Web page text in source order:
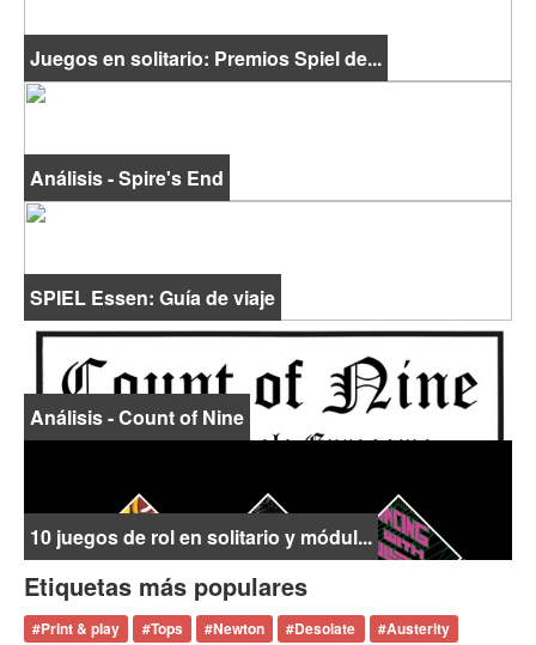
Juegos en solitario: Premios Spiel de...
Análisis - Spire's End
SPIEL Essen: Guía de viaje
Análisis - Count of Nine
10 juegos de rol en solitario y módul...
Etiquetas más populares
#Print & play #Tops #Newton #Desolate #Austerity